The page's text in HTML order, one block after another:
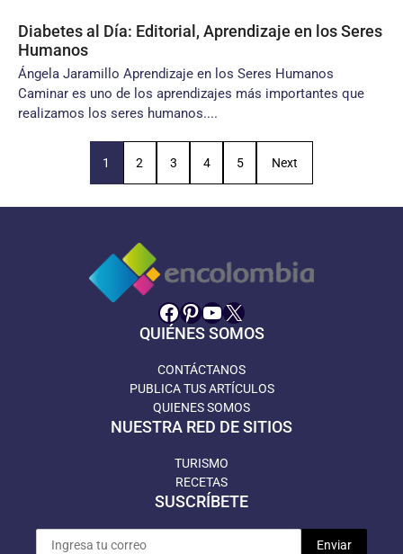
Diabetes al Día: Editorial, Aprendizaje en los Seres
Humanos
Ángela Jaramillo Aprendizaje en los Seres Humanos
Caminar es uno de los aprendizajes más importantes que
realizamos los seres humanos....
1 2 3 4 5 Next
Facebook
Pinterest
YouTube
X
QUIÉNES SOMOS
CONTÁCTANOS
PUBLICA TUS ARTÍCULOS
QUIENES SOMOS
NUESTRA RED DE SITIOS
TURISMO
RECETAS
SUSCRÍBETE